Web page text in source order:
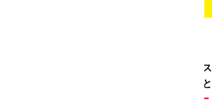
。ガソリンス
タンドや整備工場の既存インフラを活用すること
リー